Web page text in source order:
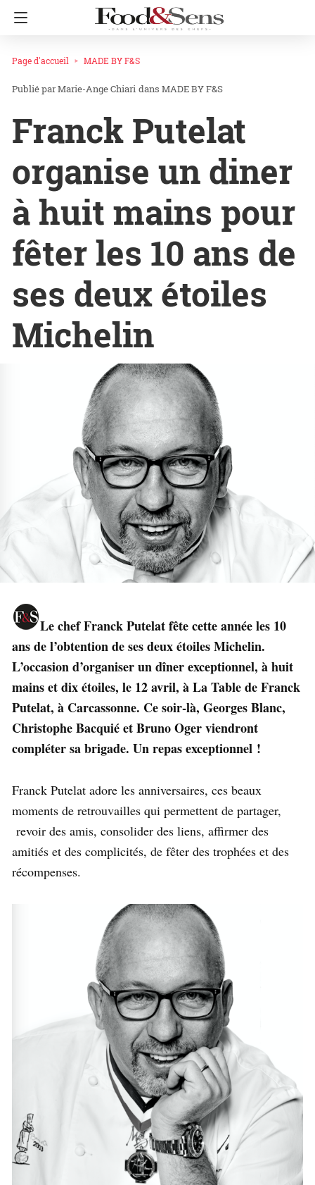
Page d'accueil MADE BY F&S
Marie-Ange Chiari dans MADE BY F&S
Franck Putelat
organise un diner
à huit mains pour
fêter les 10 ans de
ses deux étoiles
Michelin
Le chef Franck Putelat fête cette année les 10
ans de l’obtention de ses deux étoiles Michelin.
L’occasion d’organiser un dîner exceptionnel, à huit
mains et dix étoiles, le 12 avril, à La Table de Franck
Putelat, à Carcassonne. Ce soir-là, Georges Blanc,
Christophe Bacquié et Bruno Oger viendront
compléter sa brigade. Un repas exceptionnel !
Franck Putelat adore les anniversaires, ces beaux
moments de retrouvailles qui permettent de partager,
revoir des amis, consolider des liens, affirmer des
amitiés et des complicités, de fêter des trophées et des
récompenses.